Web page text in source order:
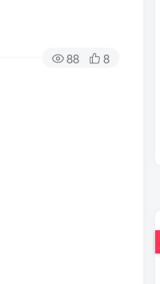
88 8